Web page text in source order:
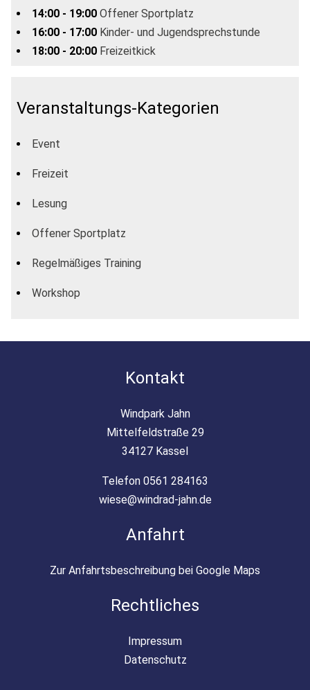
14:00 - 19:00 Offener Sportplatz
16:00 - 17:00 Kinder- und Jugendsprechstunde
18:00 - 20:00 Freizeitkick
Veranstaltungs-Kategorien
Event
Freizeit
Lesung
Offener Sportplatz
Regelmäßiges Training
Workshop
Kontakt
Windpark Jahn
Mittelfeldstraße 29
34127 Kassel
Telefon 0561 284163
wiese@windrad-jahn.de
Anfahrt
Zur Anfahrtsbeschreibung bei Google Maps
Rechtliches
Impressum
Datenschutz